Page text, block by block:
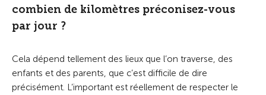
combien de kilomètres préconisez-vous
par jour ?
Cela dépend tellement des lieux que l’on traverse, des
enfants et des parents, que c’est difficile de dire
précisément. L’important est réellement de respecter le